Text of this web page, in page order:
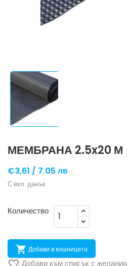
МЕМБРАНА 2.5x20 М
€3,61 / 7.05 лв
С вкл. данък
Количество
 Добави в кошницата
Добави към списък с желания